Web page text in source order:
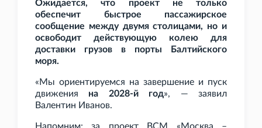
Ожидается, что проект не только
обеспечит быстрое пассажирское
сообщение между двумя столицами, но и
освободит действующую колею для
доставки грузов в порты Балтийского
моря.
«Мы ориентируемся на завершение и пуск
движения на 2028-й год», — заявил
Валентин Иванов.